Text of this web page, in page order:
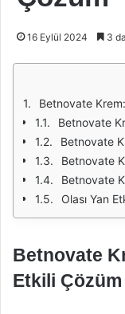
16 Eylül 2024 3
Betnovate
Betnovate
Betnovate
Betnovate
Betnovate
Olası Yan
Betnovate
Etkili Çözüm